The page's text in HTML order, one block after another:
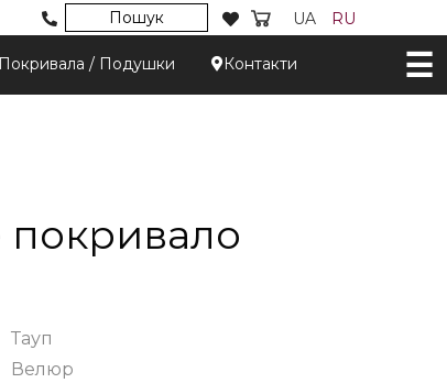
Пошук UA RU
Покривала / Подушки Контакти
Тауп
Велюр